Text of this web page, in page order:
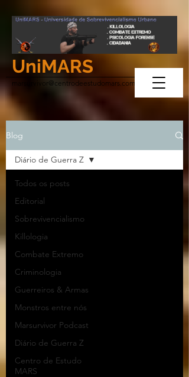
UniMARS
marsurvivor@centrodeestudomars.com
Blog
Todos os posts
Editorial
Sobrevivencialismo
Killologia
Combate Extremo
Criminologia
Guerreiros & Armas
Monstros entre nós
Marsurvivor Podcast
Diário de Guerra Z
Centro de Estudo
MARS
Diário de Guerra Z